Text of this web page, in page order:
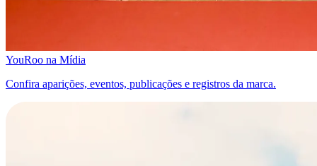
YouRoo na Mídia
Confira aparições, eventos, publicações e registros da marca.